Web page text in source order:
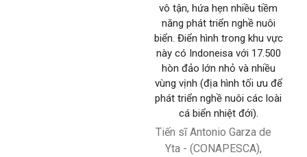
vô tận, hứa hẹn nhiều tiềm
năng phát triển nghề nuôi
biển. Điển hình trong khu vực
này có Indoneisa với 17.500
hòn đảo lớn nhỏ và nhiều
vùng vịnh (địa hình tối ưu để
phát triển nghề nuôi các loài
cá biển nhiệt đới).
Tiến sĩ Antonio Garza de
Yta - (CONAPESCA),